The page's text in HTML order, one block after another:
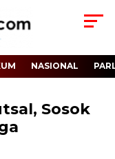
NASIONAL
Sosok